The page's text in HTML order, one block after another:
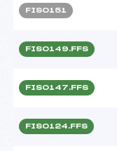
FIS0151
FIS0149.FFS
FIS0147.FFS
FIS0124.FFS